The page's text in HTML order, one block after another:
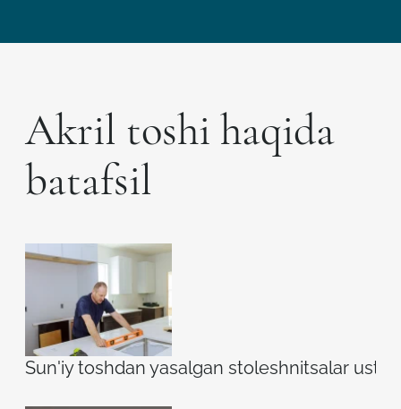
Akril toshi haqida
batafsil
Sun'iy toshdan yasalgan stoleshnitsalar